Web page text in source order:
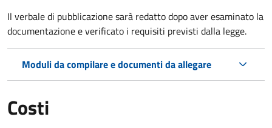
Il verbale di pubblicazione sarà redatto dopo aver esaminato la
documentazione e verificato i requisiti previsti dalla legge.
Moduli da compilare e documenti da allegare
Costi